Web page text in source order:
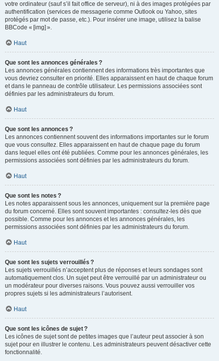
votre ordinateur (sauf s’il fait office de serveur), ni à des images protégées par
authentification (services de messagerie comme Outlook ou Yahoo, sites
protégés par mot de passe, etc.). Pour insérer une image, utilisez la balise
BBCode « [img] ».
Haut
Que sont les annonces générales ?
Les annonces générales contiennent des informations très importantes que
vous devriez consulter en priorité. Elles apparaissent en haut de chaque forum
et dans le panneau de contrôle utilisateur. Les permissions associées sont
définies par les administrateurs du forum.
Haut
Que sont les annonces ?
Les annonces contiennent souvent des informations importantes sur le forum
que vous consultez. Elles apparaissent en haut de chaque page du forum
dans lequel elles ont été publiées. Comme pour les annonces générales, les
permissions associées sont définies par les administrateurs du forum.
Haut
Que sont les notes ?
Les notes apparaissent sous les annonces, uniquement sur la première page
du forum concerné. Elles sont souvent importantes : consultez-les dès que
possible. Comme pour les annonces et les annonces générales, les
permissions associées sont définies par les administrateurs du forum.
Haut
Que sont les sujets verrouillés ?
Les sujets verrouillés n’acceptent plus de réponses et leurs sondages sont
automatiquement clos. Un sujet peut être verrouillé par un administrateur ou
un modérateur pour diverses raisons. Vous pouvez aussi verrouiller vos
propres sujets si les administrateurs l’autorisent.
Haut
Que sont les icônes de sujet ?
Les icônes de sujet sont de petites images que l’auteur peut associer à son
sujet pour en illustrer le contenu. Les administrateurs peuvent désactiver cette
fonctionnalité.